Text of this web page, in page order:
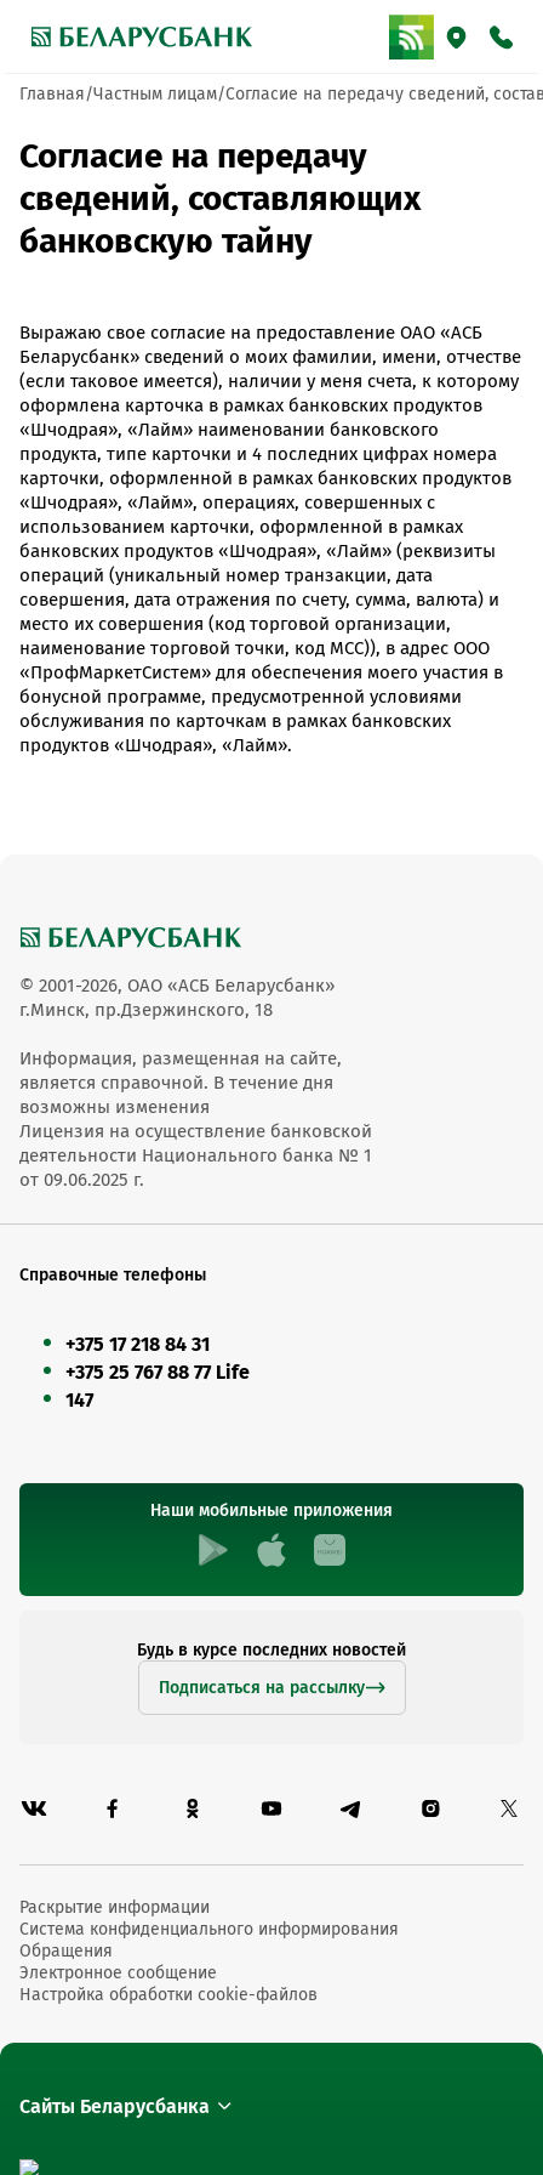
Главная Частным лицам Согласие на передачу сведений,
Согласие на передачу
сведений, составляющих
банковскую тайну
Выражаю свое согласие на предоставление ОАО «АСБ
Беларусбанк» сведений о моих фамилии, имени, отчестве
(если таковое имеется), наличии у меня счета, к которому
оформлена карточка в рамках банковских продуктов
«Шчодрая», «Лайм» наименовании банковского
продукта, типе карточки и 4 последних цифрах номера
карточки, оформленной в рамках банковских продуктов
«Шчодрая», «Лайм», операциях, совершенных с
использованием карточки, оформленной в рамках
банковских продуктов «Шчодрая», «Лайм» (реквизиты
операций (уникальный номер транзакции, дата
совершения, дата отражения по счету, сумма, валюта) и
место их совершения (код торговой организации,
наименование торговой точки, код МСС)), в адрес ООО
«ПрофМаркетСистем» для обеспечения моего участия в
бонусной программе, предусмотренной условиями
обслуживания по карточкам в рамках банковских
продуктов «Шчодрая», «Лайм».
© 2001-2026, ОАО «АСБ Беларусбанк»
г.Минск, пр.Дзержинского, 18
Информация, размещенная на сайте,
является справочной. В течение дня
возможны изменения
Лицензия на осуществление банковской
деятельности Национального банка № 1
от 09.06.2025 г.
Справочные телефоны
+375 17 218 84 31
+375 25 767 88 77 Life
147
Наши мобильные приложения
Будь в курсе последних новостей
Подписаться на рассылку
Раскрытие информации
Система конфиденциального информирования
Обращения
Электронное сообщение
Настройка обработки cookie-файлов
Сайты Беларусбанка